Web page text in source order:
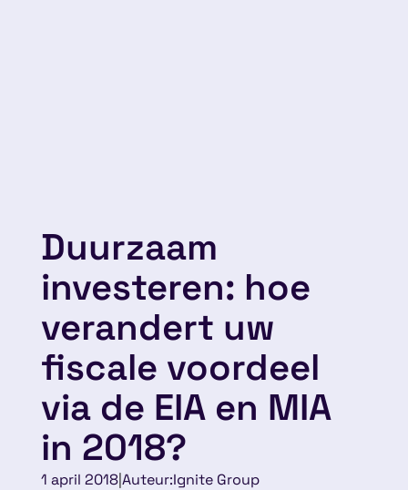
Duurzaam
investeren: hoe
verandert uw
fiscale voordeel
via de EIA en MIA
in 2018?
1 april 2018|Auteur:Ignite Group